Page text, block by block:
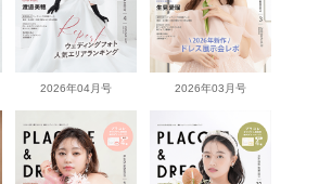
2026年04月号 2026年03月号